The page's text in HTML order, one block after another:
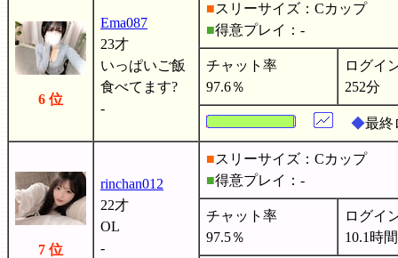
6 位
Ema087
23才
いっぱいご飯
食べてます?
-
■スリーサイズ：Cカップ
■得意プレイ：-
チャット率
97.6％
ログイ
252分
◆最終
7 位
rinchan012
22才
OL
-
■スリーサイズ：Cカップ
■得意プレイ：-
チャット率
97.5％
ログイ
10.1時間